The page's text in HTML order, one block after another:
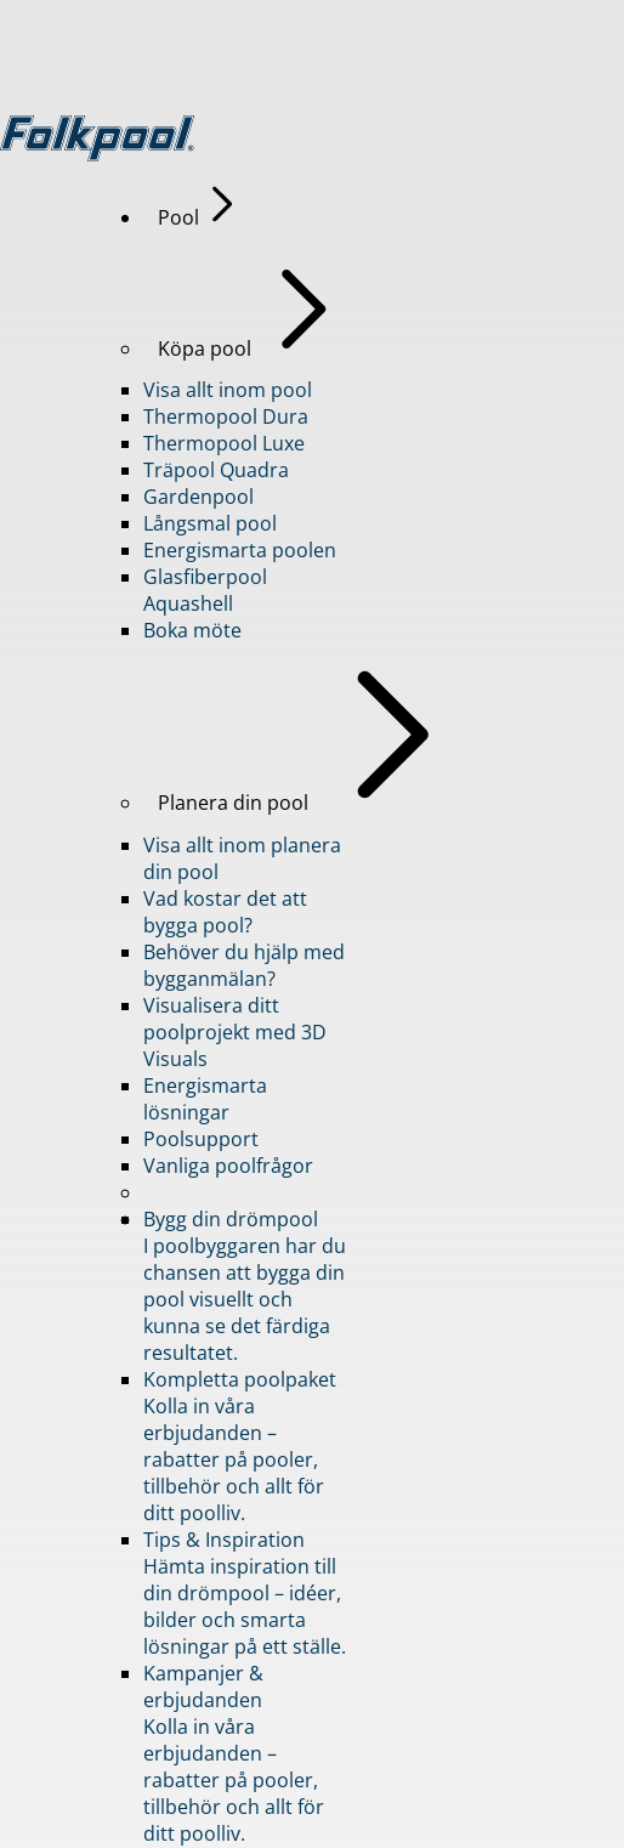
Pool
Köpa pool
Visa allt inom pool
Thermopool Dura
Thermopool Luxe
Träpool Quadra
Gardenpool
Långsmal pool
Energismarta poolen
Glasfiberpool
Aquashell
Boka möte
Planera din pool
Visa allt inom planera
din pool
Vad kostar det att
bygga pool?
Behöver du hjälp med
bygganmälan?
Visualisera ditt
poolprojekt med 3D
Visuals
Energismarta
lösningar
Poolsupport
Vanliga poolfrågor
Bygg din drömpool
I poolbyggaren har du
chansen att bygga din
pool visuellt och
kunna se det färdiga
resultatet.
Kompletta poolpaket
Kolla in våra
erbjudanden –
rabatter på pooler,
tillbehör och allt för
ditt poolliv.
Tips & Inspiration
Hämta inspiration till
din drömpool – idéer,
bilder och smarta
lösningar på ett ställe.
Kampanjer &
erbjudanden
Kolla in våra
erbjudanden –
rabatter på pooler,
tillbehör och allt för
ditt poolliv.